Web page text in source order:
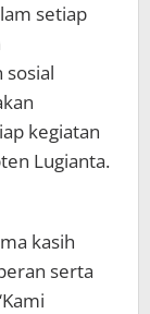
setiap
sosial
kegiatan
Lugianta.
kasih
serta